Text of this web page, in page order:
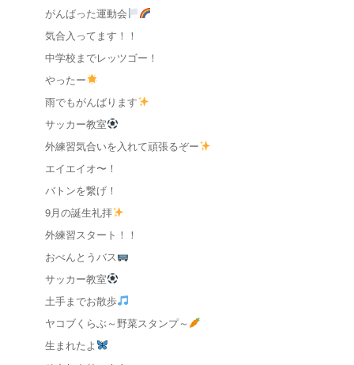
がんばった運動会
気合入ってます！！
中学校までレッツゴー！
やったー
雨でもがんばります
サッカー教室
外練習気合いを入れて頑張るぞー
エイエイオ〜！
バトンを繋げ！
9月の誕生礼拝
外練習スタート！！
おべんとうバス
サッカー教室
土手までお散歩
ヤコブくらぶ～野菜スタンプ～
生まれたよ